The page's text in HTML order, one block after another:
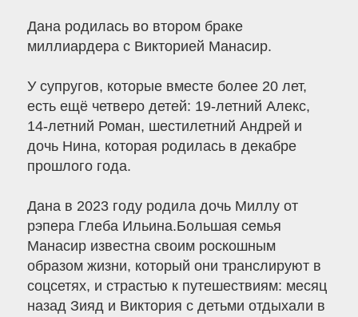
Дана родилась во втором браке
миллиардера с Викторией Манасир.
У супругов, которые вместе более 20 лет,
есть ещё четверо детей: 19-летний Алекс,
14-летний Роман, шестилетний Андрей и
дочь Нина, которая родилась в декабре
прошлого года.
Дана в 2023 году родила дочь Миллу от
рэпера Глеба Ильина.Большая семья
Манасир известна своим роскошным
образом жизни, который они транслируют в
соцсетях, и страстью к путешествиям: месяц
назад Зияд и Виктория с детьми отдыхали в